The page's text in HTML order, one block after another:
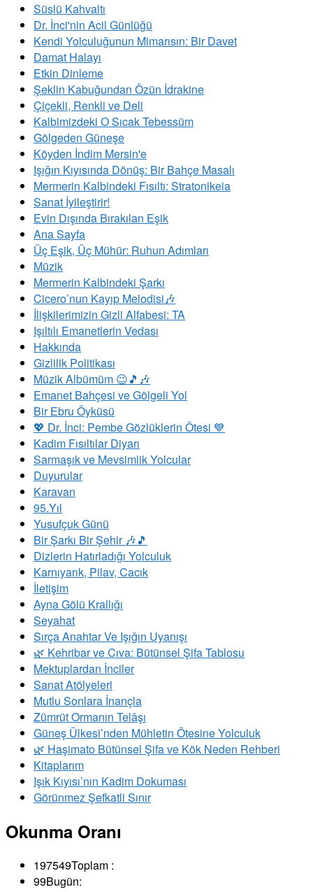
Süslü Kahvaltı
Dr. İnci'nin Acil Günlüğü
Kendi Yolculuğunun Mimarısın: Bir Davet
Damat Halayı
Etkin Dinleme
Şeklin Kabuğundan Özün İdrakine
Çiçekli, Renkli ve Deli
Kalbimizdeki O Sıcak Tebessüm
Gölgeden Güneşe
Köyden İndim Mersin'e
Işığın Kıyısında Dönüş: Bir Bahçe Masalı
Mermerin Kalbindeki Fısıltı: Stratonikeia
Sanat İyileştirir!
Evin Dışında Bırakılan Eşik
Ana Sayfa
Üç Eşik, Üç Mühür: Ruhun Adımları
Müzik
Mermerin Kalbindeki Şarkı
Cicero’nun Kayıp Melodisi🎶
İlişkilerimizin Gizli Alfabesi: TA
​Işıltılı Emanetlerin Vedası
Hakkında
Gizlilik Politikası
Müzik Albümüm 😉🎵🎶
Emanet Bahçesi ve Gölgeli Yol
Bir Ebru Öyküsü
💖 Dr. İnci: Pembe Gözlüklerin Ötesi 💙
Kadim Fısıltılar Diyarı
Sarmaşık ve Mevsimlik Yolcular
Duyurular
Karavan
95.Yıl
Yusufçuk Günü
Bir Şarkı Bir Şehir 🎶🎵
Dizlerin Hatırladığı Yolculuk
Karnıyarık, Pilav, Cacık
İletişim
Ayna Gölü Krallığı
Seyahat
Sırça Anahtar Ve Işığın Uyanışı
​🌿 Kehribar ve Cıva: Bütünsel Şifa Tablosu
Mektuplardan İnciler
Sanat Atölyeleri
Mutlu Sonlara İnançla
Zümrüt Ormanın Telâşı
Güneş Ülkesi’nden Mühletin Ötesine Yolculuk
🌿 Haşimato Bütünsel Şifa ve Kök Neden Rehberi
Kitaplarım
Işık Kıyısı’nın Kadim Dokuması
Görünmez Şefkatli Sınır
Okunma Oranı
197549Toplam :
99Bugün: